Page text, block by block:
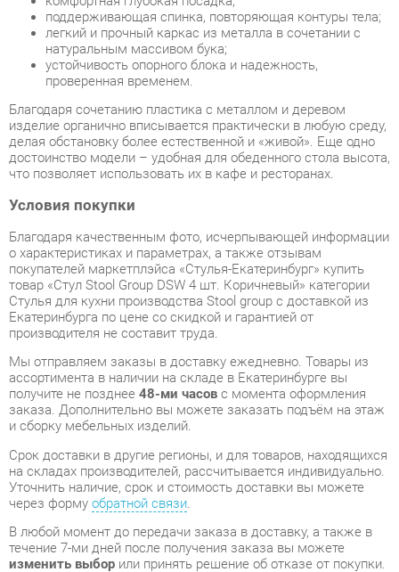
Благодаря сочетанию пластика с металлом и деревом
изделие органично вписывается практически в любую среду,
делая обстановку более естественной и «живой». Еще одно
достоинство модели – удобная для обеденного стола высота,
что позволяет использовать их в кафе и ресторанах.
Условия покупки
Благодаря качественным фото, исчерпывающей информации
о характеристиках и параметрах, а также отзывам
покупателей маркетплэйса «Стулья-Екатеринбург» купить
Стулья для кухни производства Stool group с доставкой из
производителя не составит труда.
Мы отправляем заказы в доставку ежедневно. Товары из
ассортимента в наличии на складе в Екатеринбурге вы
получите не позднее48-ми часовс момента оформления
заказа. Дополнительно вы можете заказать подъём на этаж
и сборку мебельных изделий.
Срок доставки в другие регионы, и для товаров, находящихся
на складах производителей, рассчитывается индивидуально.
Уточнить наличие, срок и стоимость доставки вы можете
через форму обратной связи
В любой момент до передачи заказа в доставку, а также в
изменить выборили принять решение об отказе от покупки.
Несмотря на качественную упаковку, стулья для кухни могут
быть повреждены при транспортировке. Если Вы заметили
Повторная доставка товара -бесплатна .
На всю мебель категории Стулья для кухни